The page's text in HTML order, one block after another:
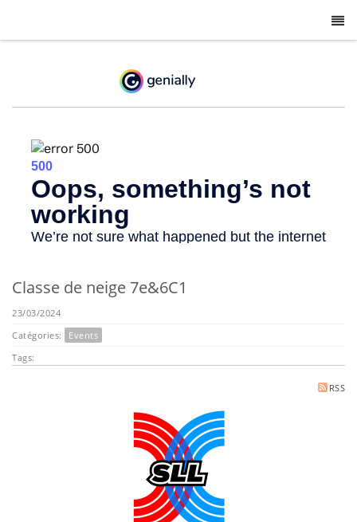
Classe de neige 7e&6C1
23/03/2024
Catégories:
Events
Tags:
RSS